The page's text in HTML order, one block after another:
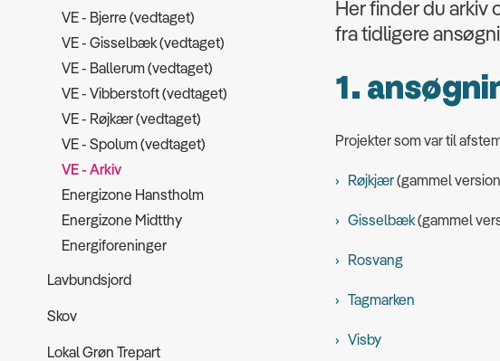
VE - Bjerre (vedtaget)
VE - Gisselbæk (vedtaget)
VE - Ballerum (vedtaget)
VE - Vibberstoft (vedtaget)
VE - Røjkær (vedtaget)
VE - Spolum (vedtaget)
VE - Arkiv
Energizone Hanstholm
Energizone Midtthy
Energiforeninger
Lavbundsjord
Skov
Lokal Grøn Trepart
Her finder du arkiv
fra tidligere
1.
Projekter som var til
Røjkjær(gammel
Gisselbæk(gammel
Rosvang
Tagmarken
Visby